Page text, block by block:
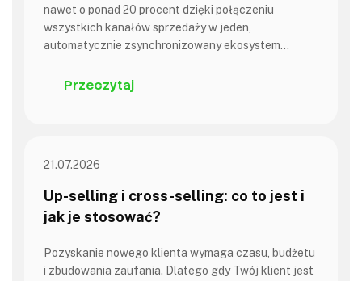
nawet o ponad 20 procent dzięki połączeniu
wszystkich kanałów sprzedaży w jeden,
automatycznie zsynchronizowany ekosystem…
Przeczytaj
21.07.2026
Up-selling i cross-selling: co to jest i
jak je stosować?
Pozyskanie nowego klienta wymaga czasu, budżetu
i zbudowania zaufania. Dlatego gdy Twój klient jest